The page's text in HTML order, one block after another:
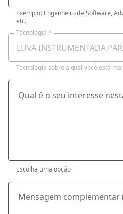
Exemplo: Engenheiro de Software,
etc.
Tecnologia *
Tecnologia sobre a qual você está
Qual é o seu interesse
Escolha uma opção
Mensagem complementar